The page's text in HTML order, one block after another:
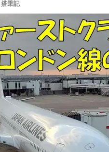
搭乗記